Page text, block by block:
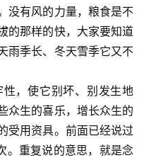
没有风的力量，粮食是不
的那样的快，大家要知道
雨季长、冬天雪季它又不
，使它别坏、别发生地
众生的喜乐，增长众生的
受用资具。前面已经说过
。重复说的意思，就是念